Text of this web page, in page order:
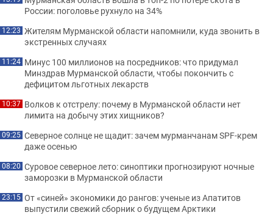
России: поголовье рухнуло на 34%
12:23 Жителям Мурманской области напомнили, куда звонить в
экстренных случаях
11:24 Минус 100 миллионов на посредников: что придумал
Минздрав Мурманской области, чтобы покончить с
дефицитом льготных лекарств
10:37 Волков к отстрелу: почему в Мурманской области нет
лимита на добычу этих хищников?
09:25 Северное солнце не щадит: зачем мурманчанам SPF-крем
даже осенью
08:20 Суровое северное лето: синоптики прогнозируют ночные
заморозки в Мурманской области
23:15 От «синей» экономики до рангов: ученые из Апатитов
выпустили свежий сборник о будущем Арктики